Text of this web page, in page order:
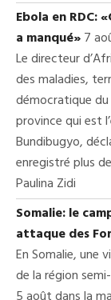
Ebola en RDC:
a manqué»7
Le directeur
des maladies,
démocratique du
province qui est
Bundibugyo,
enregistré plus
Paulina Zidi
Somalie: le
attaque des
En Somalie, une
de la région